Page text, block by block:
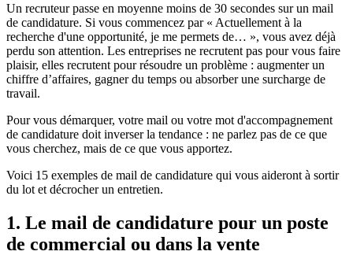
Un recruteur passe en moyenne moins de 30 secondes sur un mail
de candidature. Si vous commencez par « Actuellement à la
recherche d'une opportunité, je me permets de… », vous avez déjà
perdu son attention. Les entreprises ne recrutent pas pour vous faire
plaisir, elles recrutent pour résoudre un problème : augmenter un
chiffre d’affaires, gagner du temps ou absorber une surcharge de
travail.
Pour vous démarquer, votre mail ou votre mot d'accompagnement
de candidature doit inverser la tendance : ne parlez pas de ce que
vous cherchez, mais de ce que vous apportez.
Voici 15 exemples de mail de candidature qui vous aideront à sortir
du lot et décrocher un entretien.
1. Le mail de candidature pour un poste
de commercial ou dans la vente